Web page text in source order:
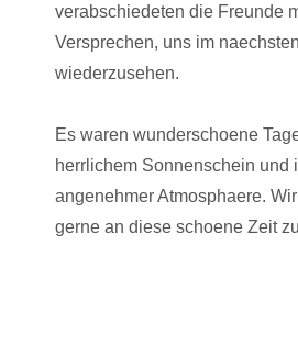
verabschiedeten die Freunde
Versprechen, uns im
wiederzusehen.
Es waren wunderschoene
herrlichem Sonnenschein und
angenehmer Atmosphaere.
gerne an diese schoene Zeit